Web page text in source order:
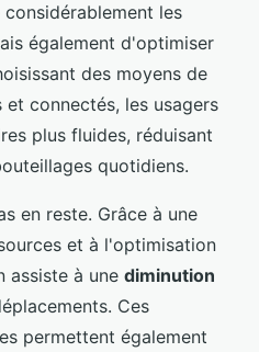
les
également d'optimiser
des moyens de
connectés, les usagers
plus fluides, réduisant
quotidiens.
en reste. Grâce à une
et à l'optimisation
assiste à une diminution
Ces
permettent également